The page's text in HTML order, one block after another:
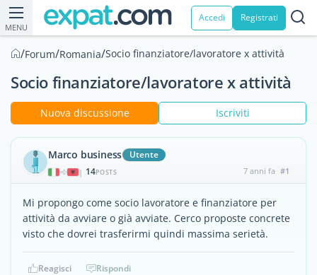
MENU
Accedi Registrati
/Forum/Romania/Socio finanziatore/lavoratore x attività
Socio finanziatore/lavoratore x attività
Nuova discussione Iscriviti
Marco business Utente
| 14POSTS 7 anni fa #1
Mi propongo come socio lavoratore e finanziatore per
attività da avviare o già avviate. Cerco proposte concrete
visto che dovrei trasferirmi quindi massima serietà.
Reagisci Rispondi